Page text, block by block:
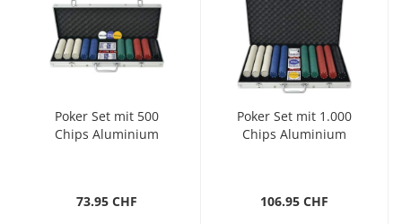
Poker Set mit 500
Chips Aluminium
73.95 CHF
Poker Set mit 1.000
Chips Aluminium
106.95 CHF